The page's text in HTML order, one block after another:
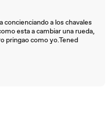
concienciando a los chavales
esta a cambiar una rueda,
pringao como yo.Tened